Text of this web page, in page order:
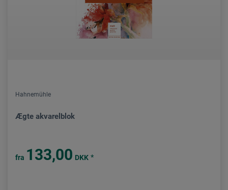
Hahnemühle
Ægte akvarelblok
fra 133,00 DKK *